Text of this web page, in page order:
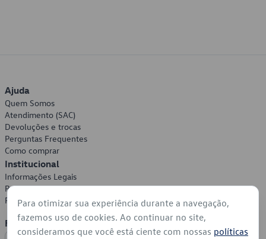
Ajuda
Quem Somos
Atendimento (SAC)
Devoluções e trocas
Perguntas Frequentes
Como comprar
Institucional
Informações Legais
Política de Privacidade
Política de Cookies
Formas de Pagamento
Para otimizar sua experiência durante a navegação,
fazemos uso de cookies. Ao continuar no site,
consideramos que você está ciente com nossas políticas